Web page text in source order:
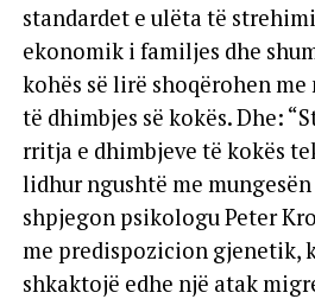
standardet e ulëta të
ekonomik i familjes dhe
kohës së lirë shoqërohen
të dhimbjes së kokës. Dhe:
rritja e dhimbjeve të kokës
lidhur ngushtë me mungesën
shpjegon psikologu Peter
me predispozicion gjenetik,
shkaktojë edhe një atak